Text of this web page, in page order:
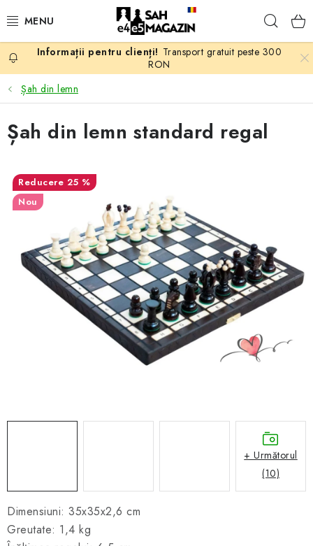
PROMOTII
ȘAH
PIESE DE ȘAH
CEAS DE ȘAH
CĂRȚI DE ȘAH
ANTICARIAT
ȘAH ONLINE
Transport gratuit peste 300
RON
Șah din lemn
Dimensiuni: 35x35x2,6 cm
Greutate: 1,4 kg
Șah din lemn standard regal
25 %
Nou
+ Următorul
(10)